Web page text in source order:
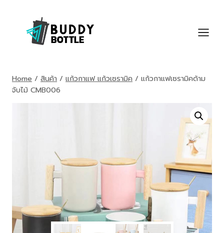
content
Home / สินค้า / แก้วกาแฟ แก้วเซรามิค / แก้วกาแฟเซรามิคด้าม
จับไม้ CMB006